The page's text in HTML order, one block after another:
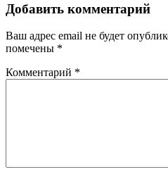
Добавить комментарий
Ваш адрес email не будет
помечены *
Комментарий *